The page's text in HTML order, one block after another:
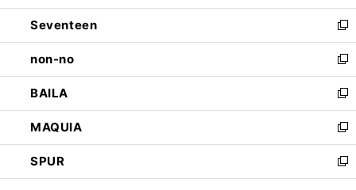
開
く
ウ
で
開
く
ン
ド
ウ
で
開
く
Seventeen
新
し
い
ウ
ィ
ン
ド
ウ
で
開
non-no
新
し
い
ウ
ィ
ン
ド
ウ
BAILA
新
し
い
ウ
ィ
ン
MAQUIA
新
し
い
ウ
SPUR
新
し